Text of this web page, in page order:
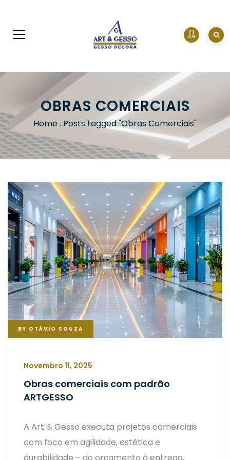
OBRAS COMERCIAIS
Home. Posts tagged "Obras Comerciais"
BY OTÁVIO SOUZA
Novembro 11, 2025
Obras comerciais com padrão
ARTGESSO
A Art & Gesso executa projetos comerciais
com foco em agilidade, estética e